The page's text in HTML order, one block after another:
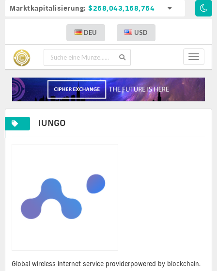
Marktkapitalisierung: $268,043,168,764
DEU USD
Toggle
IUNGO
Global wireless internet service providerpowered by blockchain.